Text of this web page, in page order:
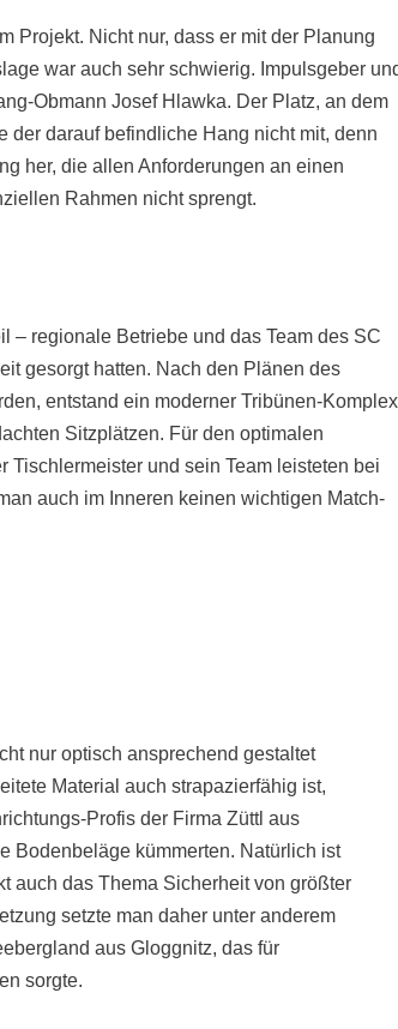
Projekt. Nicht nur, dass er mit der Planung
war auch sehr schwierig. Impulsgeber
Obmann Josef Hlawka. Der Platz, an dem
der darauf befindliche Hang nicht mit, denn
her, die allen Anforderungen an einen
Rahmen nicht sprengt.
– regionale Betriebe und das Team des SC
gesorgt hatten. Nach den Plänen des
entstand ein moderner Tribünen-Komplex
Sitzplätzen. Für den optimalen
Tischlermeister und sein Team leisteten bei
auch im Inneren keinen wichtigen Match-
nur optisch ansprechend gestaltet
Material auch strapazierfähig ist,
Profis der Firma Züttl aus
Bodenbeläge kümmerten. Natürlich ist
auch das Thema Sicherheit von größter
setzte man daher unter anderem
aus Gloggnitz, das für
sorgte.